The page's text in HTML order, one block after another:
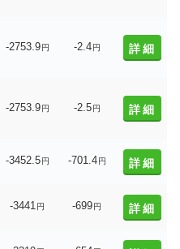
-2753.9 円 -2.4 円 詳細
-2753.9 円 -2.5 円 詳細
-3452.5 円 -701.4 円 詳細
-3441円 -699円 詳細